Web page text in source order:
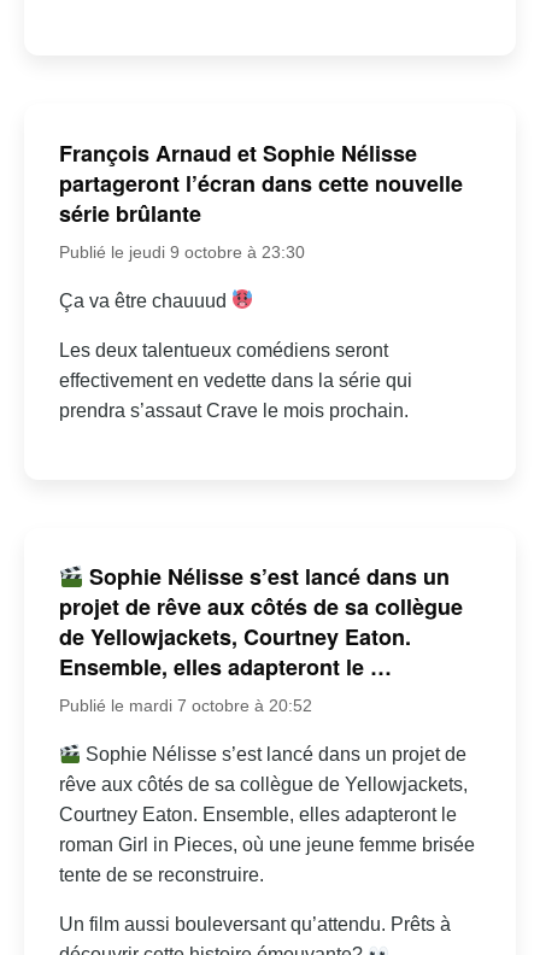
François Arnaud et Sophie Nélisse
partageront l’écran dans cette nouvelle
série brûlante
Publié le jeudi 9 octobre à 23:30
Ça va être chauuud
Les deux talentueux comédiens seront
effectivement en vedette dans la série qui
prendra s’assaut Crave le mois prochain.
Sophie Nélisse s’est lancé dans un
projet de rêve aux côtés de sa collègue
de Yellowjackets, Courtney Eaton.
Ensemble, elles adapteront le …
Publié le mardi 7 octobre à 20:52
Sophie Nélisse s’est lancé dans un projet de
rêve aux côtés de sa collègue de Yellowjackets,
Courtney Eaton. Ensemble, elles adapteront le
roman Girl in Pieces, où une jeune femme brisée
tente de se reconstruire.
Un film aussi bouleversant qu’attendu. Prêts à